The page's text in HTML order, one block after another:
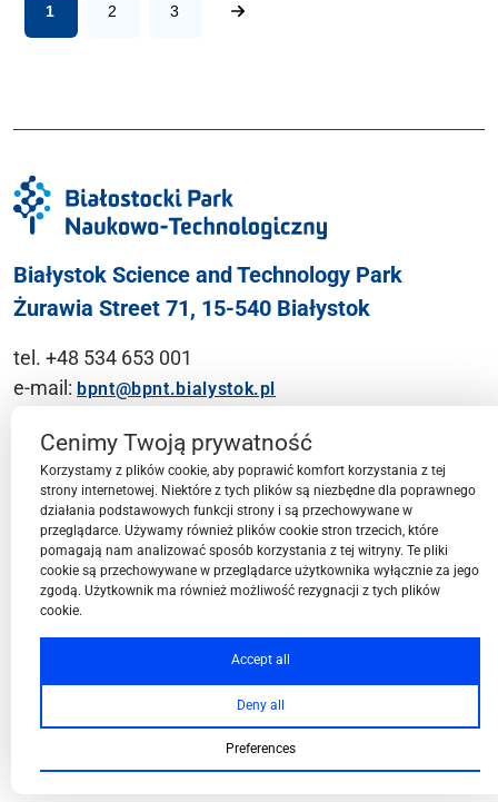
1 2 3
Białystok Science and Technology Park
Żurawia Street 71, 15-540 Białystok
tel. +48 534 653 001
e-mail: bpnt@bpnt.bialystok.pl
Contact
BPN-T Area
BPN-T Offer
Cenimy Twoją prywatność
Korzystamy z plików cookie, aby poprawić komfort korzystania z tej
strony internetowej. Niektóre z tych plików są niezbędne dla poprawnego
działania podstawowych funkcji strony i są przechowywane w
przeglądarce. Używamy również plików cookie stron trzecich, które
pomagają nam analizować sposób korzystania z tej witryny. Te pliki
cookie są przechowywane w przeglądarce użytkownika wyłącznie za jego
zgodą. Użytkownik ma również możliwość rezygnacji z tych plików
cookie.
Accept all
Deny all
Preferences